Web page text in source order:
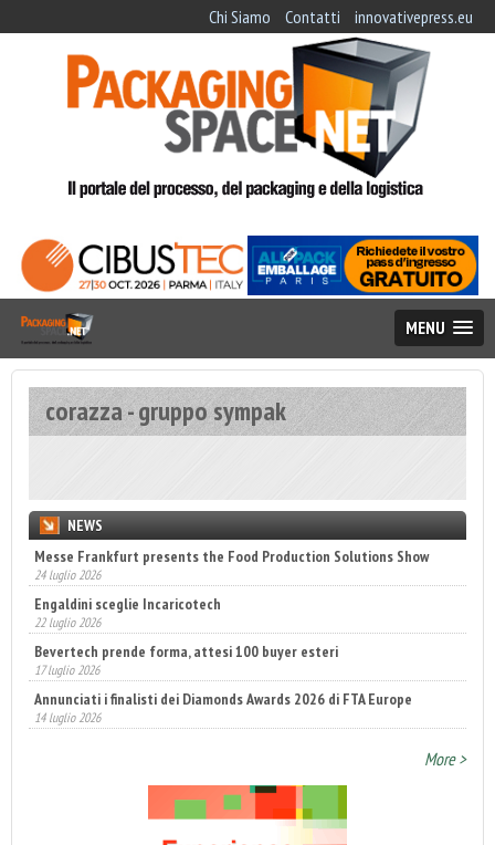
Chi Siamo Contatti innovativepress.eu
MENU
corazza - gruppo sympak
NEWS
Messe Frankfurt presents the Food Production Solutions Show
24 luglio 2026
Engaldini sceglie Incaricotech
22 luglio 2026
Bevertech prende forma, attesi 100 buyer esteri
17 luglio 2026
Annunciati i finalisti dei Diamonds Awards 2026 di FTA Europe
14 luglio 2026
More >